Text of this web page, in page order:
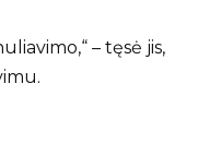
– tęsė jis,